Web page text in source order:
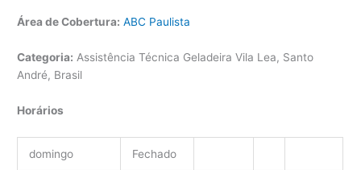
Área de Cobertura: ABC Paulista
Categoria: Assistência Técnica Geladeira Vila Lea, Santo
André, Brasil
Horários
domingo Fechado